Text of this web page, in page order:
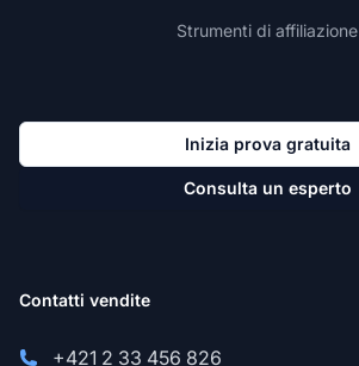
Strumenti di affiliazione
Inizia prova gratuita
Consulta un esperto
Contatti vendite
+421 2 33 456 826